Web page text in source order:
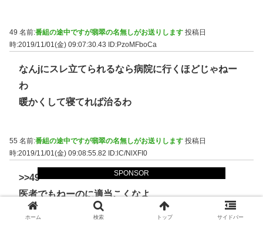
SPONSOR
49 名前:番組の途中ですが翡翠の名無しがお送りします 投稿日
時:2019/11/01(金) 09:07:30.43
ID:PzoMFboCa
なんjにスレ立てられるなら病院に行くほどじゃねー
わ
暖かくして寝てれば治るわ
55 名前:番組の途中ですが翡翠の名無しがお送りします 投稿日
時:2019/11/01(金) 09:08:55.82
ID:lC/NlXFI0
>>49
医者でもねーのに適当こくなよ
ぶっ56すぞ
ホーム 検索 トップ サイドバー